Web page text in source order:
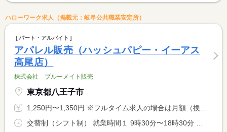
ハローワーク求人（掲載元：岐阜公共職業安定所）
パート・アルバイト
アパレル販売（ハッシュパピー・イーアス
高尾店）
株式会社 ブルーメイト販売
東京都八王子市
1,250円〜1,350円 ※フルタイム求人の場合は月額（換算額）、パート求人の場合は時間額を表示しています。